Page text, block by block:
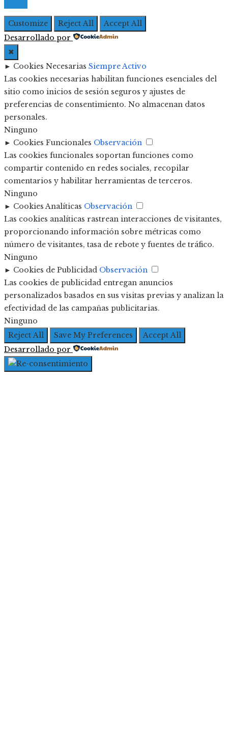
Customize Reject All
Accept All
Desarrollado por
✖
► Cookies Necesarias Siempre Activo
Las cookies necesarias habilitan funciones esenciales del
sitio como inicios de sesión seguros y ajustes de
preferencias de consentimiento. No almacenan datos
personales.
Ninguno
► Cookies Funcionales Observación
Las cookies funcionales soportan funciones como
compartir contenido en redes sociales, recopilar
comentarios y habilitar herramientas de terceros.
Ninguno
► Cookies Analíticas Observación
Las cookies analíticas rastrean interacciones de visitantes,
proporcionando información sobre métricas como
número de visitantes, tasa de rebote y fuentes de tráfico.
Ninguno
► Cookies de Publicidad Observación
Las cookies de publicidad entregan anuncios
personalizados basados en sus visitas previas y analizan la
efectividad de las campañas publicitarias.
Ninguno
Reject All
Save My Preferences
Accept All
Desarrollado por